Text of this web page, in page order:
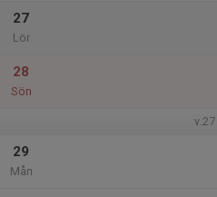
27
Lör
28
Sön
v.27
29
Mån